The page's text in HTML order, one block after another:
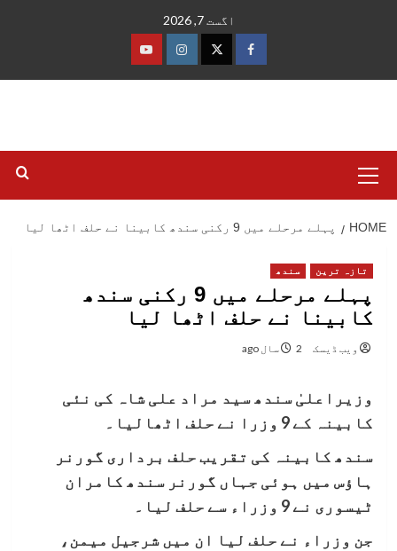
اگست 7, 2026
فیس
ٹوئٹرانسٹاگرام
یوٹیوب
Menu
HOME پہلے مرحلے میں 9 رکنی سندھ کابینا نے حلف اٹھا لیا
تازہ ترین سندھ
پہلے مرحلے میں 9 رکنی سندھ
کابینا نے حلف اٹھا لیا
ویب ڈیسک 2 سال ago
وزیراعلیٰ سندھ سید مراد علی شاہ کی نئی
کابینہ کے 9 وزرا نے حلف اٹھالیا۔
سندھ کابینہ کی تقریب حلف برداری گورنر
ہاؤس میں ہوئی جہاں گورنر سندھ کامران
ٹیسوری نے 9 وزراء سے حلف لیا۔
جن وزراء نے حلف لیا ان میں شرجیل میمن،